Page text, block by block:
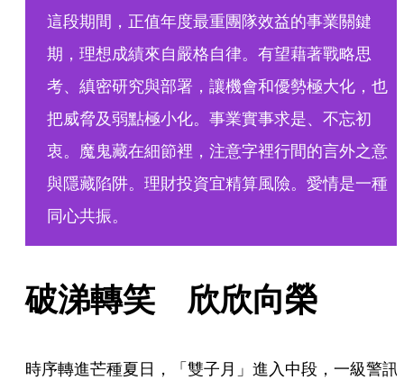
這段期間，正值年度最重團隊效益的事業關鍵
期，理想成績來自嚴格自律。有望藉著戰略思
考、縝密研究與部署，讓機會和優勢極大化，也
把威脅及弱點極小化。事業實事求是、不忘初
衷。魔鬼藏在細節裡，注意字裡行間的言外之意
與隱藏陷阱。理財投資宜精算風險。愛情是一種
同心共振。
破涕轉笑　欣欣向榮
時序轉進芒種夏日，「雙子月」進入中段，一級警訊